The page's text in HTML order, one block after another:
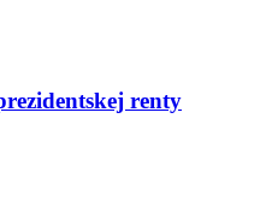
renty